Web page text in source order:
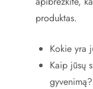
produktas.
Kokie yra
Kaip jūsų
gyvenimą?